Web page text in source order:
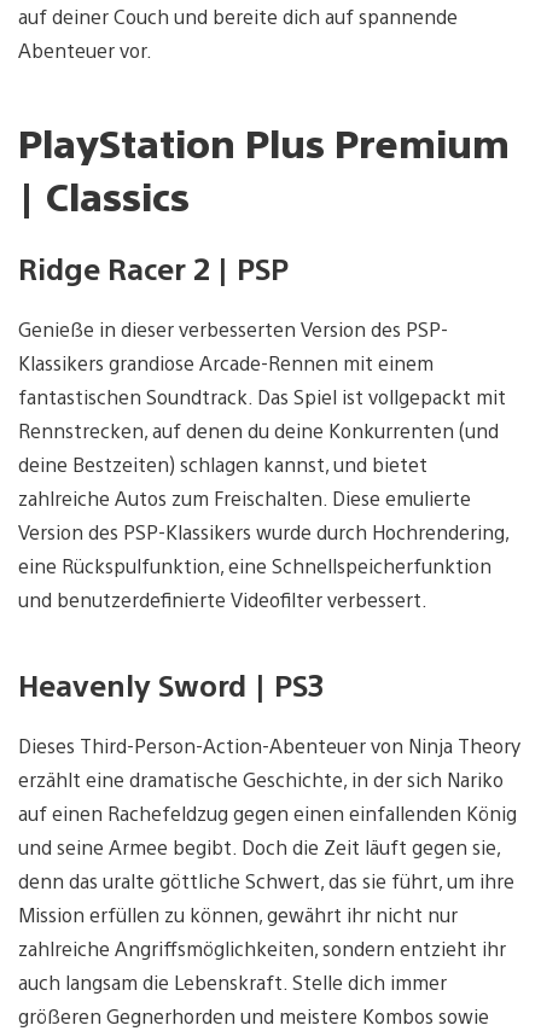
auf deiner Couch und bereite dich auf spannende
Abenteuer vor.
PlayStation Plus Premium
| Classics
Ridge Racer 2 | PSP
Genieße in dieser verbesserten Version des PSP-
Klassikers grandiose Arcade-Rennen mit einem
fantastischen Soundtrack. Das Spiel ist vollgepackt mit
Rennstrecken, auf denen du deine Konkurrenten (und
deine Bestzeiten) schlagen kannst, und bietet
zahlreiche Autos zum Freischalten. Diese emulierte
Version des PSP-Klassikers wurde durch Hochrendering,
eine Rückspulfunktion, eine Schnellspeicherfunktion
und benutzerdefinierte Videofilter verbessert.
Heavenly Sword | PS3
Dieses Third-Person-Action-Abenteuer von Ninja Theory
erzählt eine dramatische Geschichte, in der sich Nariko
auf einen Rachefeldzug gegen einen einfallenden König
und seine Armee begibt. Doch die Zeit läuft gegen sie,
denn das uralte göttliche Schwert, das sie führt, um ihre
Mission erfüllen zu können, gewährt ihr nicht nur
zahlreiche Angriffsmöglichkeiten, sondern entzieht ihr
auch langsam die Lebenskraft. Stelle dich immer
größeren Gegnerhorden und meistere Kombos sowie